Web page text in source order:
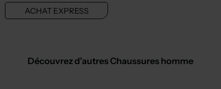
ACHAT EXPRESS
Découvrez d'autres Chaussures homme